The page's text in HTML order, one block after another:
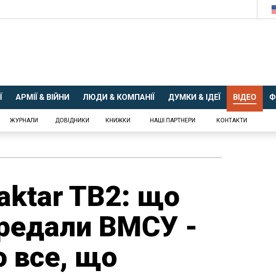
АРМІЇ & ВІЙНИ ЛЮДИ & КОМПАНІЇ ДУМКИ & ІДЕЇ ВІДЕО
ЖУРНАЛИ ДОВІДНИКИ КНИЖКИ НАШІ ПАРТНЕРИ КОНТАКТИ
TB2: що
ВМСУ -
все, що